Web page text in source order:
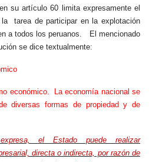
su artículo 60 limita expresamente el
tarea de participar en la explotación
a todos los peruanos. El mencionado
se dice textualmente:
económico. La economía nacional se
diversas formas de propiedad y de
el Estado puede realizar
directa o indirecta, por razón de